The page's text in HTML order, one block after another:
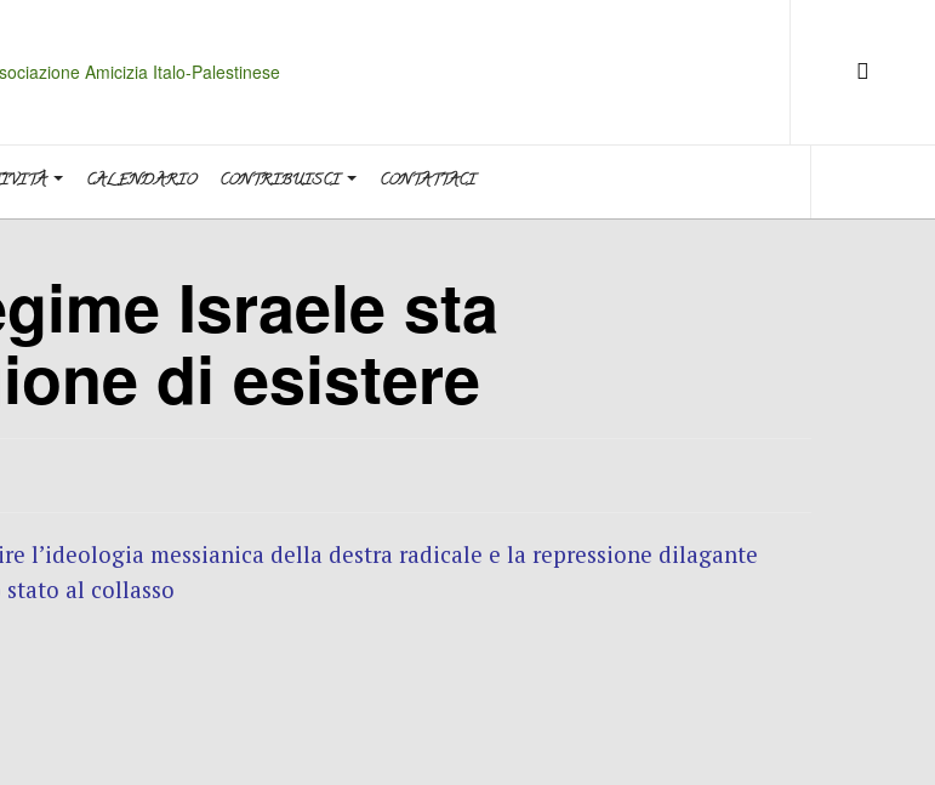
CALENDARIO CONTRIBUISCI CONTATTACI
Israele sta
di esistere
l’ideologia messianica della destra radicale e la repressione dilagante
al collasso